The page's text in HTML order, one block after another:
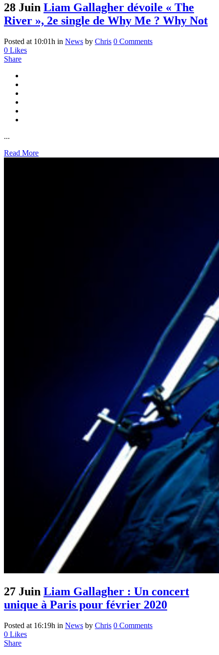
28 Juin Liam Gallagher dévoile « The
River », 2e single de Why Me ? Why Not
Posted at 10:01h in News by Chris 0 Comments
0 Likes
Share
...
Read More
27 Juin Liam Gallagher : Un concert
unique à Paris pour février 2020
Posted at 16:19h in News by Chris 0 Comments
0 Likes
Share